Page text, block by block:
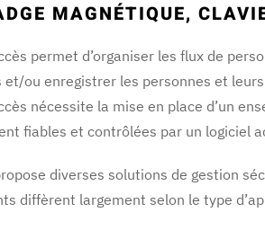
MAGNÉTIQUE,
permet d’organiser les flux de
et/ou enregistrer les personnes et
nécessite la mise en place d’un
fiables et contrôlées par un logiciel
diverses solutions de gestion
diffèrent largement selon le type